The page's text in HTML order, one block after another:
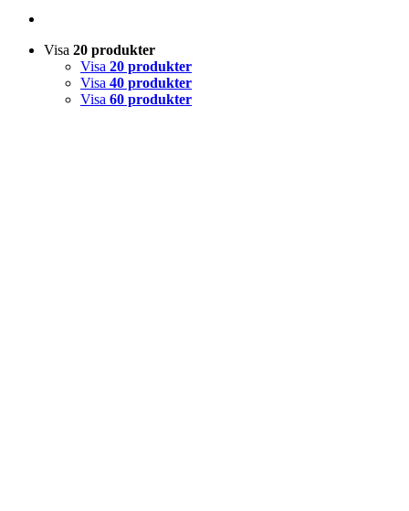
Visa 20 produkter
Visa 20 produkter
Visa 40 produkter
Visa 60 produkter